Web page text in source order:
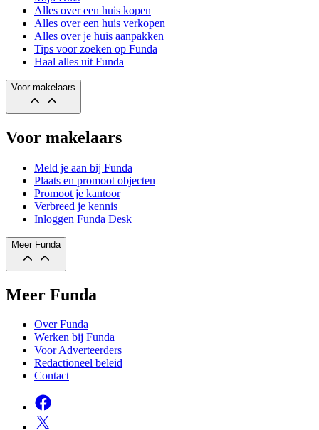
Alles over een huis kopen
Alles over een huis verkopen
Alles over je huis aanpakken
Tips voor zoeken op Funda
Haal alles uit Funda
Voor makelaars
Voor makelaars
Meld je aan bij Funda
Plaats en promoot objecten
Promoot je kantoor
Verbreed je kennis
Inloggen Funda Desk
Meer Funda
Meer Funda
Over Funda
Werken bij Funda
Voor Adverteerders
Redactioneel beleid
Contact